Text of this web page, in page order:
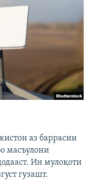
аз баррасии
масъулони
Ин мулоқоти
гузашт.